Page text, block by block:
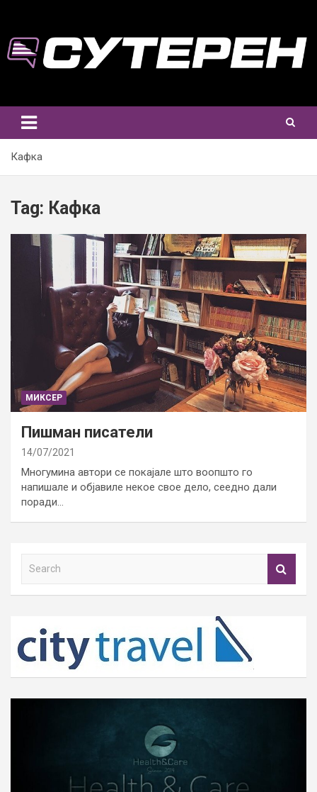
content
Кафка
Tag: Кафка
МИКСЕР
Пишман писатели
14/07/2021
Многумина автори се покајале што воопшто го
напишале и објавиле некое свое дело, сеедно дали
поради…
h